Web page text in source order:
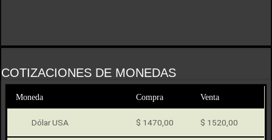
COTIZACIONES DE MONEDAS
Moneda Compra Venta
Dólar USA $ 1470,00 $ 1520,00